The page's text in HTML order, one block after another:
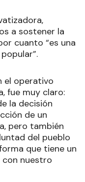
a sostener la
cuanto “es una
el operativo
fue muy claro:
la decisión
de un
pero también
del pueblo
que tiene un
nuestro